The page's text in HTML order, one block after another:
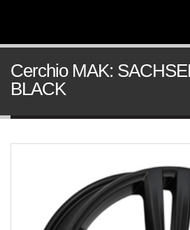
Cerchio MAK:
BLACK